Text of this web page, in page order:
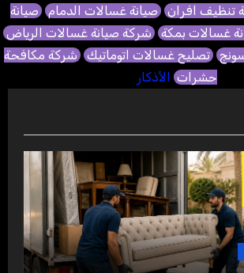
تنظيف افران صيانة غسالات الدمام صيانة
غسالات بمكة شركة صيانة غسالات الرياض
تصليح غسالات اتوماتيك شركة مكافحة
حشرات الأذكار